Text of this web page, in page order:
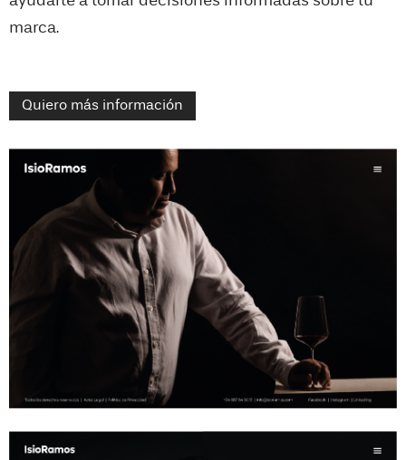
marca.
Quiero más información